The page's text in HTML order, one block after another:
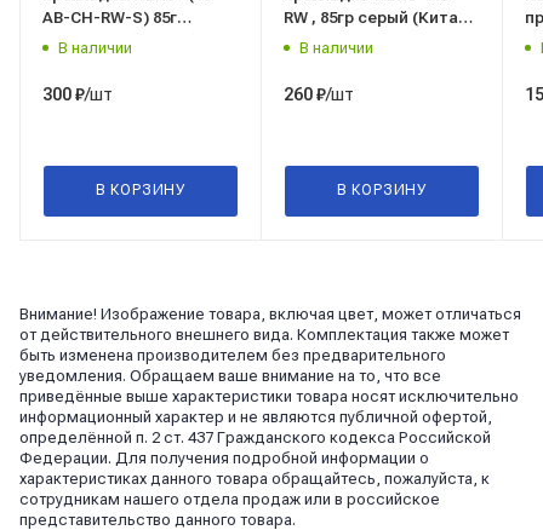
AB-CH-RW-S) 85г
прозрачный (Китай)
В наличии
300₽/шт
В КОРЗИНУ
RW , 85гр серый (Китай)
(абро)
В наличии
260₽/шт
В КОРЗИНУ
Внимание! Изображение товара, включая цвет, может отличаться
от действительного внешнего вида. Комплектация также может
быть изменена производителем без предварительного
уведомления. Обращаем ваше внимание на то, что все
приведённые выше характеристики товара носят исключительно
информационный характер и не являются публичной офертой,
определённой п. 2 ст. 437 Гражданского кодекса Российской
Федерации. Для получения подробной информации о
характеристиках данного товара обращайтесь, пожалуйста, к
сотрудникам нашего отдела продаж или в российское
представительство данного товара.